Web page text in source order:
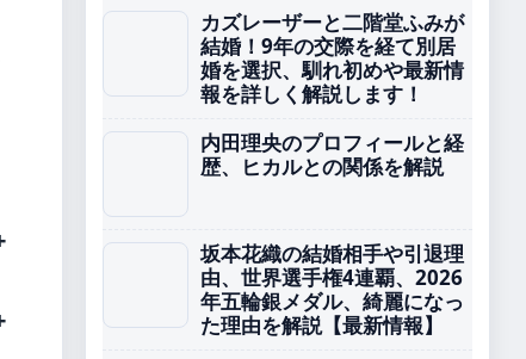
カズレーザーと二階堂ふみが
結婚！9年の交際を経て別居
婚を選択、馴れ初めや最新情
報を詳しく解説します！
内田理央のプロフィールと経
歴、ヒカルとの関係を解説
坂本花織の結婚相手や引退理
由、世界選手権4連覇、2026
年五輪銀メダル、綺麗になっ
た理由を解説【最新情報】